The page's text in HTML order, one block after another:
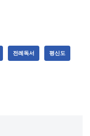
전례독서 평신도